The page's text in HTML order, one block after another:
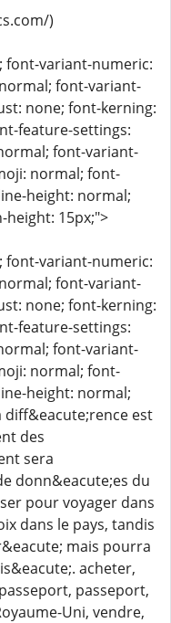
)
font-variant-numeric:
font-variant-
none; font-kerning:
feature-settings:
font-variant-
normal; font-
height: normal;
height: 15px;">
font-variant-numeric:
font-variant-
none; font-kerning:
feature-settings:
font-variant-
normal; font-
height: normal;
diff&eacute;rence est
des
sera
donn&eacute;es du
pour voyager dans
dans le pays, tandis
mais pourra
acheter,
passeport,
Uni, vendre,